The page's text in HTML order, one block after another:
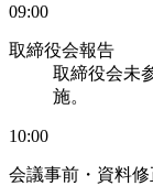
09:00
取締役会報告
取締役会未
施。
10:00
会議事前・資料修